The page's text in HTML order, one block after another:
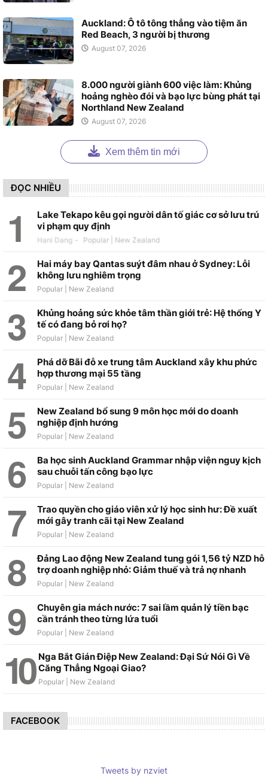
Auckland: Ô tô tông thẳng vào tiệm ăn
Red Beach, 3 người bị thương
August 07, 2026
8.000 người giành 600 việc làm: Khủng
hoảng nghèo đói và bạo lực bùng phát tại
Northland New Zealand
August 07, 2026
Xem thêm tin mới
ĐỌC NHIỀU
Lake Tekapo kêu gọi người dân tố giác cơ sở lưu trú
vi phạm quy định
Hani Dang -
Hai máy bay Qantas suýt đâm nhau ở Sydney: Lỗi
không lưu nghiêm trọng
Khủng hoảng sức khỏe tâm thần giới trẻ: Hệ thống Y
tế có đang bỏ rơi họ?
Phá dỡ Bãi đỗ xe trung tâm Auckland xây khu phức
hợp thương mại 55 tầng
New Zealand bổ sung 9 môn học mới do doanh
nghiệp định hướng
Ba học sinh Auckland Grammar nhập viện nguy kịch
sau chuỗi tấn công bạo lực
Trao quyền cho giáo viên xử lý học sinh hư: Đề xuất
mới gây tranh cãi tại New Zealand
Đảng Lao động New Zealand tung gói 1,56 tỷ NZD hỗ
trợ doanh nghiệp nhỏ: Giảm thuế và trả nợ nhanh
Chuyên gia mách nước: 7 sai lầm quản lý tiền bạc
cần tránh theo từng lứa tuổi
Nga Bắt Gián Điệp New Zealand: Đại Sứ Nói Gì Về
Căng Thẳng Ngoại Giao?
FACEBOOK
Tweets by nzviet